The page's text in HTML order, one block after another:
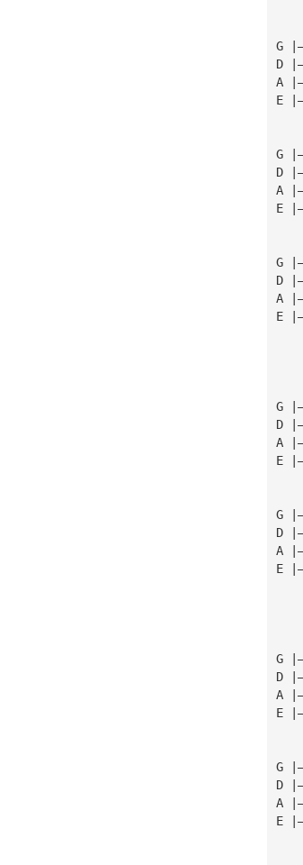
G
D
A
E
G
D
A
E
G
D
A
E
G
D
A
E
G
D
A
E
G
D
A
E
G
D
A
E